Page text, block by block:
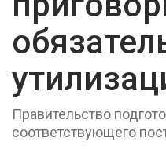
Правительство
соответствующего